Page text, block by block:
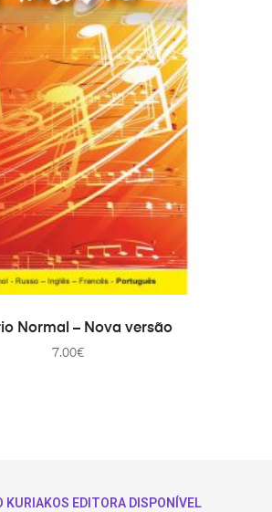
ADD TO CART
Normal – Nova versão
7.00€
KURIAKOS EDITORA DISPONÍVEL